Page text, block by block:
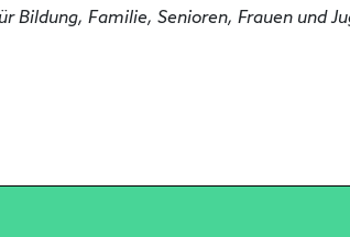
Familie, Senioren, Frauen und